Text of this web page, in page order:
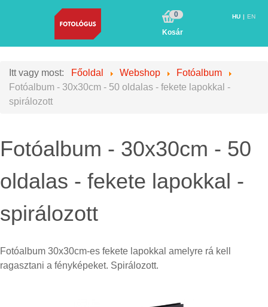
0
Kosár
HU EN
Itt vagy most: Főoldal Webshop
Fotóalbum
Fotóalbum - 30x30cm - 50 oldalas - fekete lapokkal -
spirálozott
Fotóalbum - 30x30cm - 50
oldalas - fekete lapokkal -
spirálozott
Fotóalbum 30x30cm-es fekete lapokkal amelyre rá kell
ragasztani a fényképeket. Spirálozott.